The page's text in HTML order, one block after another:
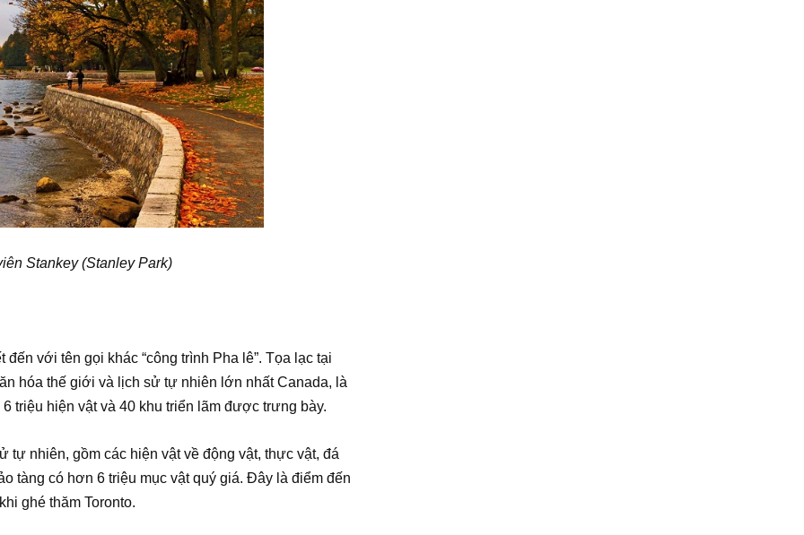
Stankey (Stanley Park)
với tên gọi khác “công trình Pha lê”. Tọa lạc tại
hóa thế giới và lịch sử tự nhiên lớn nhất Canada, là
triệu hiện vật và 40 khu triển lãm được trưng bày.
tự nhiên, gồm các hiện vật về động vật, thực vật, đá
tàng có hơn 6 triệu mục vật quý giá. Đây là điểm đến
ghé thăm Toronto.